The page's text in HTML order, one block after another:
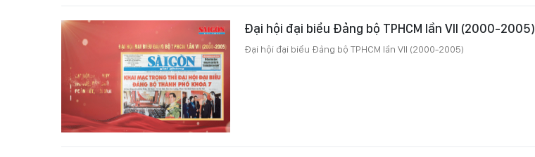
Đại hội đại biểu Đảng bộ TPHCM lần VII (2000-2005)
Đại hội đại biểu Đảng bộ TPHCM lần VII (2000-2005)